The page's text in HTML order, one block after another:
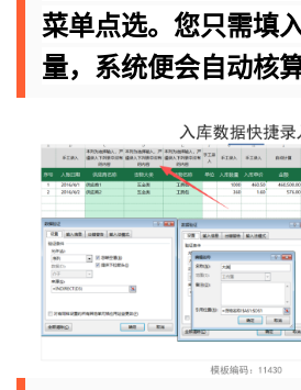
菜单点选。您只需填
量，系统便会自动核